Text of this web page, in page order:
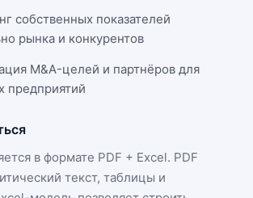
собственных показателей
рынка и конкурентов
M&A-целей и партнёров для
предприятий
в формате PDF + Excel. PDF
текст, таблицы и